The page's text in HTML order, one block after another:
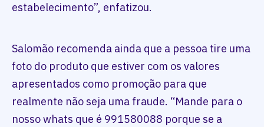
estabelecimento”, enfatizou.
Salomão recomenda ainda que a pessoa tire uma
foto do produto que estiver com os valores
apresentados como promoção para que
realmente não seja uma fraude. “Mande para o
nosso whats que é 991580088 porque se a